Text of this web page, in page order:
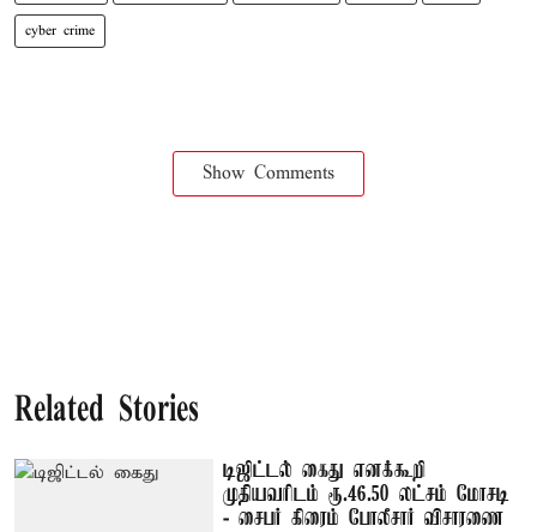
cyber crime
Show Comments
Related Stories
டிஜிட்டல் கைது எனக்கூறி
முதியவரிடம் ரூ.46.50 லட்சம் மோசடி
- சைபர் கிரைம் போலீசார் விசாரணை